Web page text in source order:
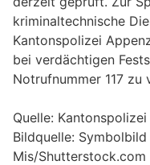
kriminaltechnische
Kantonspolizei
bei verdächtigen
Notrufnummer 117 zu
Quelle:
Bildquelle: Symbolbild
Mis/Shutterstock.com